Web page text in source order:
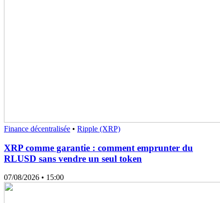
Finance décentralisée • Ripple (XRP)
XRP comme garantie : comment emprunter du
RLUSD sans vendre un seul token
07/08/2026 • 15:00